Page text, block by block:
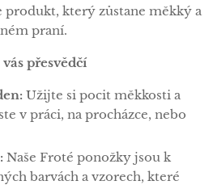
produkt, který zůstane měkký a
praní.
přesvědčí
Užijte si pocit měkkosti a
v práci, na procházce, nebo
Naše Froté ponožky jsou k
barvách a vzorech, které